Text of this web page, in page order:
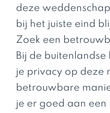
deze
bij het juiste eind
Zoek een
Bij de buitenlandse
je privacy op deze
betrouwbare
je er goed aan een